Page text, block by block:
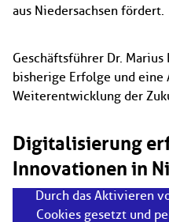
aus Niedersachsen fördert.
Geschäftsführer Dr.
bisherige Erfolge und
Weiterentwicklung der
Digitalisierung
Innovationen in
Durch das Aktivieren
Cookies gesetzt und